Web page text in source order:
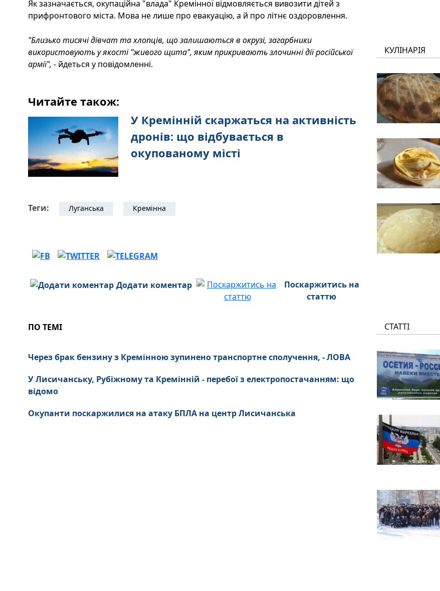
Як зазначається, окупаційна "влада" Кремінної відмовляється вивозити дітей з
прифронтового міста. Мова не лише про евакуацію, а й про літнє оздоровлення.
"Близько тисячі дівчат та хлопців, що залишаються в окрузі, загарбники
використовують у якості "живого щита", яким прикривають злочинні дії російської
армії", - йдеться у повідомленні.
Читайте також:
У Кремінній скаржаться на активність
дронів: що відбувається в
окупованому місті
Теги: Луганська Кремінна
Додати коментар
Поскаржитись на
статтю
ПО ТЕМІ
Через брак бензину з Кремінною зупинено транспортне сполучення, - ЛОВА
У Лисичанську, Рубіжному та Кремінній - перебої з електропостачанням: що
відомо
Окупанти поскаржилися на атаку БПЛА на центр Лисичанська
КУЛІНАРІЯ
СТАТТІ